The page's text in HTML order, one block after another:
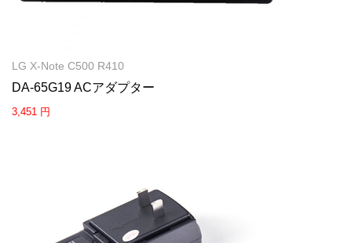
LG X-Note C500 R410
DA-65G19 ACアダプター
3,451 円